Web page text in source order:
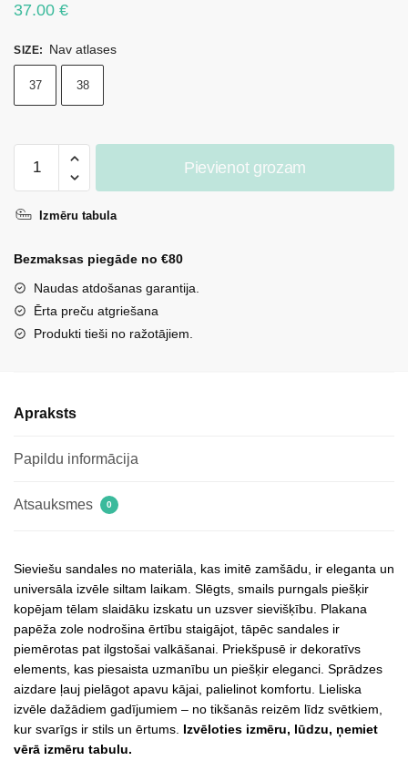
37.00 €
SIZE: Nav atlases
37 38
sandales
zemu
un
dekoru
dzeltenā
krāsā
Pievienot grozam
Izmēru tabula
Bezmaksas piegāde no €80
Naudas atdošanas garantija.
Ērta preču atgriešana
Produkti tieši no ražotājiem.
Apraksts
Papildu informācija
Atsauksmes 0
Sieviešu sandales no materiāla, kas imitē zamšādu, ir eleganta un
universāla izvēle siltam laikam. Slēgts, smails purngals piešķir
kopējam tēlam slaidāku izskatu un uzsver sievišķību. Plakana
papēža zole nodrošina ērtību staigājot, tāpēc sandales ir
piemērotas pat ilgstošai valkāšanai. Priekšpusē ir dekoratīvs
elements, kas piesaista uzmanību un piešķir eleganci. Sprādzes
aizdare ļauj pielāgot apavu kājai, palielinot komfortu. Lieliska
izvēle dažādiem gadījumiem – no tikšanās reizēm līdz svētkiem,
kur svarīgs ir stils un ērtums. Izvēloties izmēru, lūdzu, ņemiet
vērā izmēru tabulu.